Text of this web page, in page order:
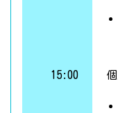
15:00